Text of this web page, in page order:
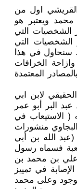
القريشي اول من
ويعتبر هو
الشخصيات التي
الشخصيات التي
. سنحاول في هذا
الخرافات
المعتمدة
لابن ابي
البر أبو عمر
( الاستيعاب في
منشورات
دار الجيل سنة النشر: 1412 – 1992 (عبد الله بن أبي
فسماه رسول
علي بن محمد بن
في تمييز
وعلى محمد